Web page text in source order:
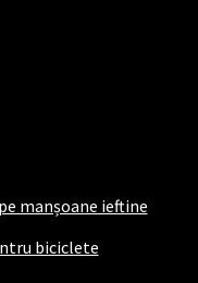
manșoane ieftine
biciclete